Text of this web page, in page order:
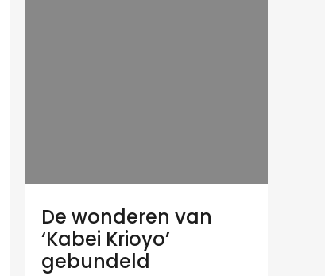
De wonderen van
‘Kabei Krioyo’
gebundeld